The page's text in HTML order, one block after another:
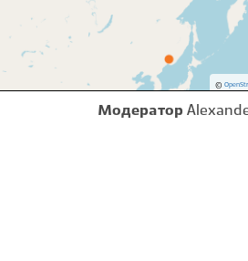
©
Модератор